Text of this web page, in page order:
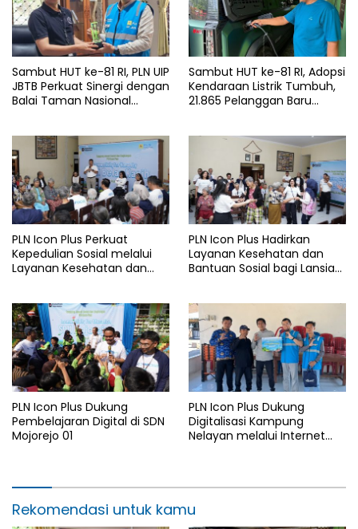
Sambut HUT ke-81 RI, PLN UIP
JBTB Perkuat Sinergi dengan
Balai Taman Nasional
kV Paiton–
Watudodol/Kalipuro
Sambut HUT ke-81 RI, Adopsi
Kendaraan Listrik Tumbuh,
21.865 Pelanggan Baru
PLN Icon Plus Perkuat
Kepedulian Sosial melalui
Layanan Kesehatan dan
PLN Icon Plus Hadirkan
Layanan Kesehatan dan
Bantuan Sosial bagi Lansia
PLN Icon Plus Dukung
Pembelajaran Digital di SDN
Mojorejo 01
PLN Icon Plus Dukung
Digitalisasi Kampung
Nelayan melalui Internet
Rekomendasi untuk kamu